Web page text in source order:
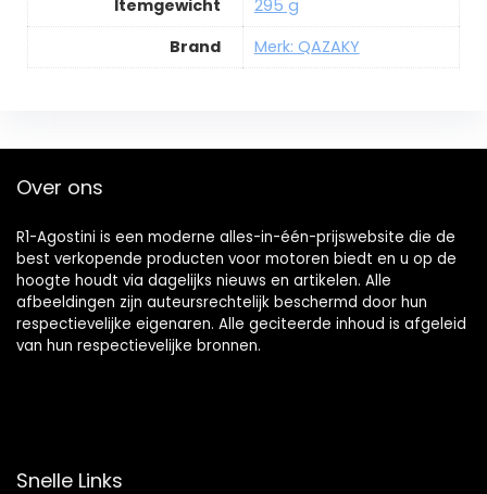
Itemgewicht
295 g
Brand
Merk: QAZAKY
Over ons
R1-Agostini is een moderne alles-in-één-prijswebsite die de
best verkopende producten voor motoren biedt en u op de
hoogte houdt via dagelijks nieuws en artikelen. Alle
afbeeldingen zijn auteursrechtelijk beschermd door hun
respectievelijke eigenaren. Alle geciteerde inhoud is afgeleid
van hun respectievelijke bronnen.
Snelle Links